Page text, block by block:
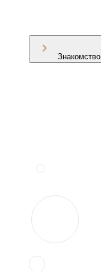
Знакомство